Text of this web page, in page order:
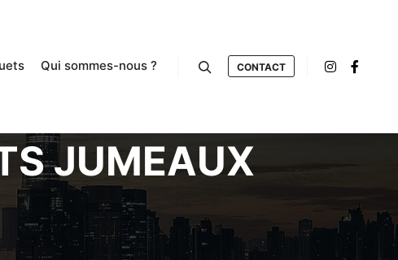
Qui sommes-nous ? CONTACT
JUMEAUX